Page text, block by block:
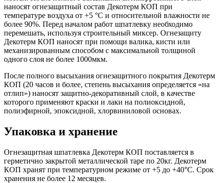
наносят огнезащитный состав Декотерм КОП при
температуре воздуха от +5 °С и относительной влажности не
более 90%. Перед началом работ шпатлевку необходимо
перемешать, используя строительный миксер. Огнезащиту
Декотерм КОП наносят при помощи валика, кисти или
механизированным способом с максимальной толщиной
одного слоя не более 1000мкм.
После полного высыхания огнезащитного покрытия Декотерм
КОП (20 часов и более, степень высыхания определяется «на
отлип») наносят защитно-декоративный слой, в качестве
которого применяют краски и лаки на полиоксидной,
полиэфирной, эпоксидной, хлорвиниловой основах.
Упаковка и хранение
Огнезащитная шпатлевка Декотерм КОП поставляется в
герметично закрытой металлической таре по 20кг. Декотерм
КОП хранят при температурном режиме от +5 до +40°С. Срок
хранения не более 12 месяцев.